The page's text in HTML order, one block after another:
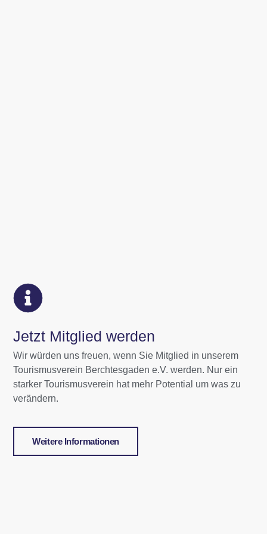
Jetzt Mitglied werden
Wir würden uns freuen, wenn Sie Mitglied in unserem
Tourismusverein Berchtesgaden e.V. werden. Nur ein
starker Tourismusverein hat mehr Potential um was zu
verändern.
Weitere Informationen